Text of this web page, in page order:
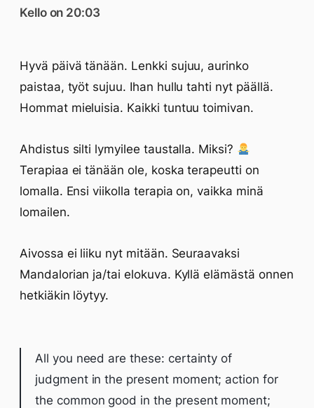
Kello on 20:03
Hyvä päivä tänään. Lenkki sujuu, aurinko
paistaa, työt sujuu. Ihan hullu tahti nyt päällä.
Hommat mieluisia. Kaikki tuntuu toimivan.
Ahdistus silti lymyilee taustalla. Miksi?
Terapiaa ei tänään ole, koska terapeutti on
lomalla. Ensi viikolla terapia on, vaikka minä
lomailen.
Aivossa ei liiku nyt mitään. Seuraavaksi
Mandalorian ja/tai elokuva. Kyllä elämästä onnen
hetkiäkin löytyy.
All you need are these: certainty of
judgment in the present moment; action for
the common good in the present moment;